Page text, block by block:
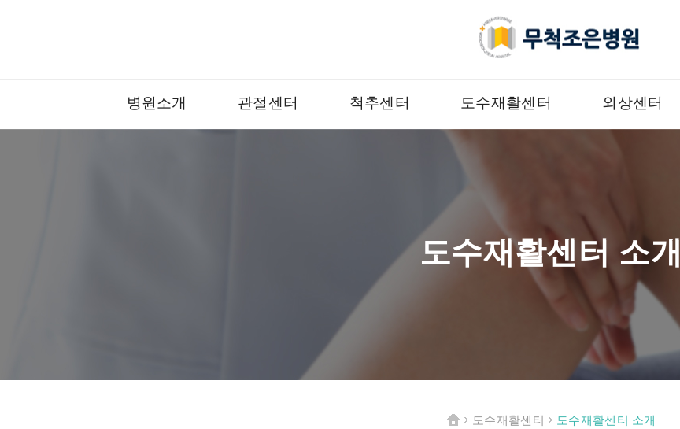
병원소개 관절센터 척추센터 도수재활센터 외상센터
도수재활센터 소개
도수재활센터 도수재활센터 소개